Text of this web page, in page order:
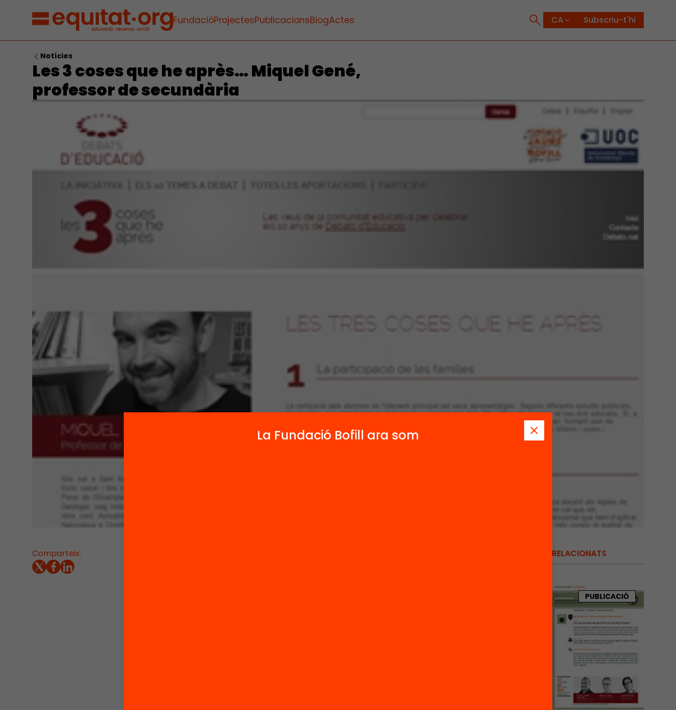
FundacióProjectesPublicacionsBlogActes Subscriu-t'hi
Notícies
Les 3 coses que he après… Miquel Gené,
professor de secundària
Comparteix: RELACIONATS
PUBLICACIÓ
La Fundació Bofill ara som